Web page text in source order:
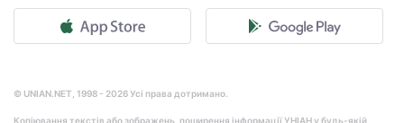
© UNIAN.NET, 1998 - 2026 Усі права дотримано.
Копіювання текстів або зображень, поширення інформації УНІАН у будь-якій